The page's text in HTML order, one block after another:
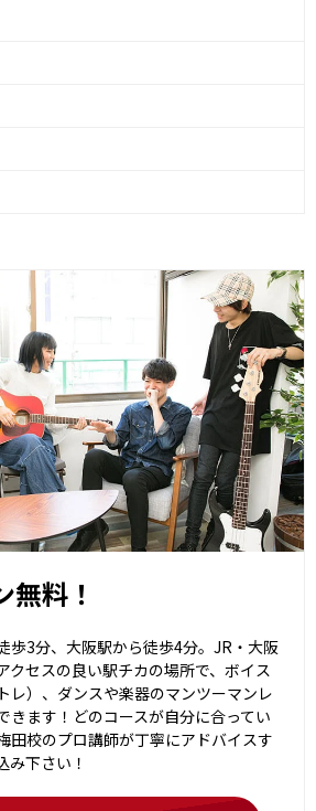
料！
歩3分、大阪駅から徒歩4分。JR・大阪
クセスの良い駅チカの場所で、ボイス
レ）、ダンスや楽器のマンツーマンレ
きます！どのコースが自分に合ってい
田校のプロ講師が丁寧にアドバイスす
み下さい！